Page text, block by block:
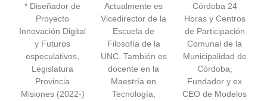
* Diseñador de
Proyecto
Innovación Digital
y Futuros
especulativos,
Legislatura
Provincia
Misiones (2022-)
Actualmente es
Vicedirector de la
Escuela de
Filosofía de la
UNC. También es
docente en la
Maestría en
Tecnología,
Córdoba 24
Horas y Centros
de Participación
Comunal de la
Municipalidad de
Córdoba,
Fundador y ex
CEO de Modelos